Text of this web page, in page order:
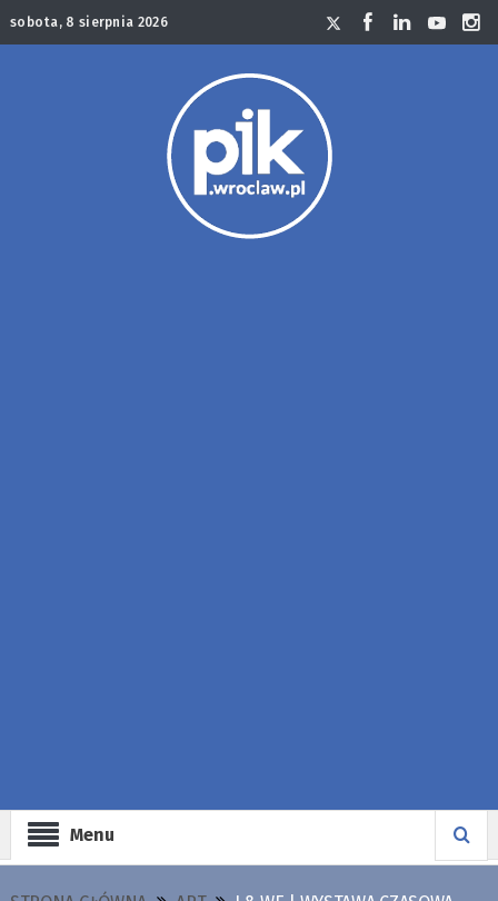
sobota, 8 sierpnia 2026
Menu